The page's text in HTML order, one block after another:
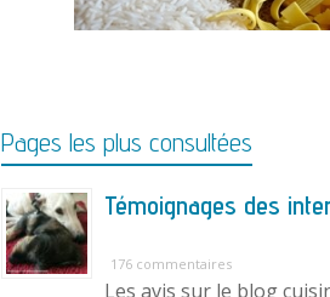
Pages les plus consultées
Témoignages des
176 commentaires
Les avis sur le blog